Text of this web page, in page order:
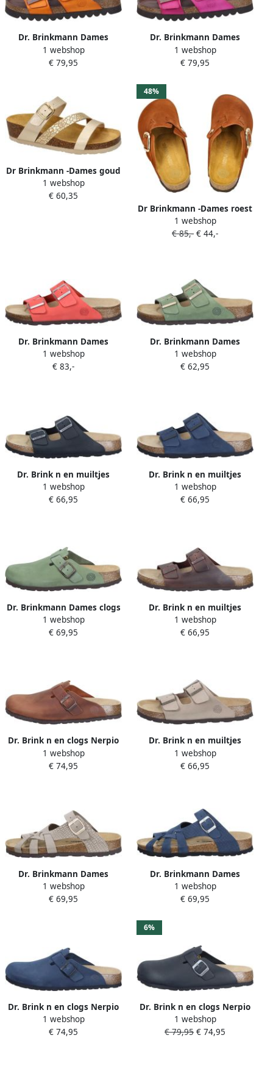
Dr. Brinkmann Dames
muiltjes Bonillo
1 webshop
€ 79,95
Dr. Brinkmann Dames
muiltjes Bonillo
1 webshop
€ 79,95
Dr Brinkmann -Dames goud
slippers & muiltjes
1 webshop
€ 60,35
48%
Dr Brinkmann -Dames roest
(bruin-rood) pantoffels
1 webshop
€ 85,- € 44,-
Dr. Brinkmann Dames
muiltjes Bonillo
1 webshop
€ 83,-
Dr. Brinkmann Dames
muiltjes Bonillo
1 webshop
€ 62,95
Dr. Brink n en muiltjes
Bonillo
1 webshop
€ 66,95
Dr. Brink n en muiltjes
Bonillo
1 webshop
€ 66,95
Dr. Brinkmann Dames clogs
Nerpio
1 webshop
€ 69,95
Dr. Brink n en muiltjes
Bonillo
1 webshop
€ 66,95
Dr. Brink n en clogs Nerpio
1 webshop
€ 74,95
Dr. Brink n en muiltjes
Bonillo
1 webshop
€ 66,95
Dr. Brinkmann Dames
muiltjes Oliva
1 webshop
€ 69,95
Dr. Brinkmann Dames
muiltjes Oliva
1 webshop
€ 69,95
Dr. Brink n en clogs Nerpio
1 webshop
€ 74,95
6%
Dr. Brink n en clogs Nerpio
1 webshop
€ 79,95 € 74,95